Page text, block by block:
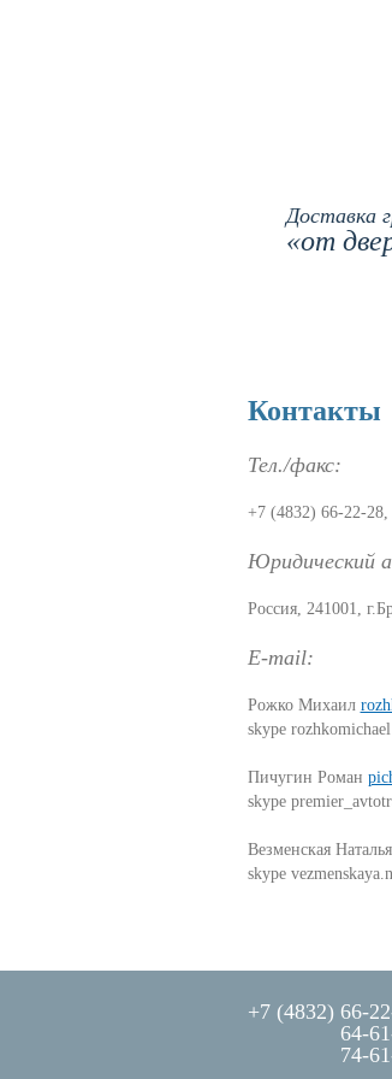
Доставка
«от
Контакты
Тел./факс:
+7 (4832) 66-22-
Юридический
Россия, 241001,
E-mail:
Рожко Михаил
skype rozhkomichael
Пичугин Роман
skype
Везменская Наталья
skype vezmenskaya.n
+7 (4832) 66-
64-
74-